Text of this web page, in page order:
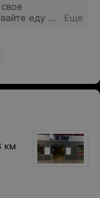
еду в
писать
Еще
км